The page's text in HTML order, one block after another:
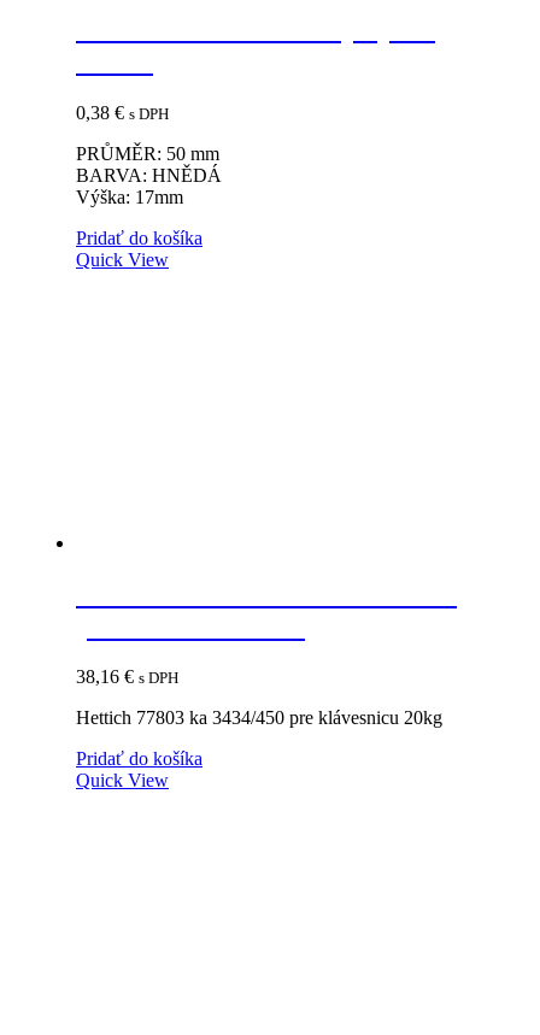
0,38 € s DPH
PRŮMĚR: 50 mm
BARVA: HNĚDÁ
Výška: 17mm
Pridať do košíka
Quick View
38,16 € s DPH
Hettich 77803 ka 3434/450 pre klávesnicu 20kg
Pridať do košíka
Quick View